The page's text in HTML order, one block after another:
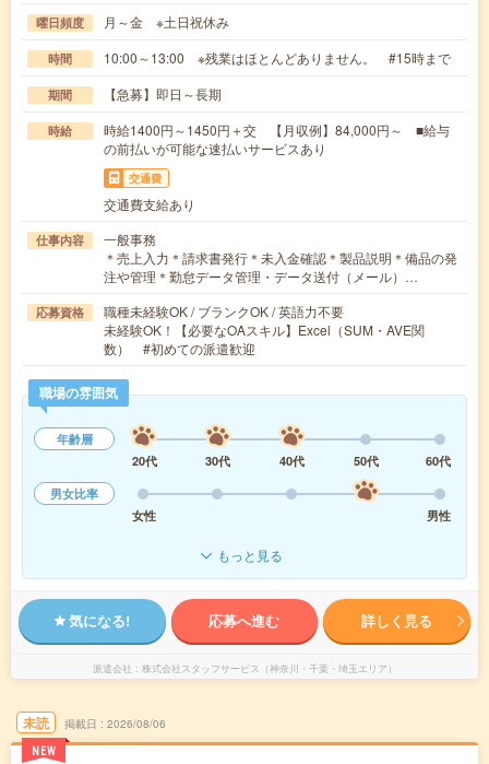
曜日頻度 月～金 ※土日祝休み
時間 10:00～13:00 ※残業はほとんどありません。 #15時まで
期間 【急募】即日～長期
時給
時給1400円～1450円＋交 【月収例】84,000円～ ■給与
の前払いが可能な速払いサービスあり
交通費
交通費支給あり
仕事内容
一般事務
＊売上入力＊請求書発行＊未入金確認＊製品説明＊備品の発
注や管理＊勤怠データ管理・データ送付（メール）…
応募資格
職種未経験OK / ブランクOK / 英語力不要
未経験OK！【必要なOAスキル】Excel（SUM・AVE関
数） #初めての派遣歓迎
職場の雰囲気
年齢層
20代
30代 40代 50代
60代
男女比率
女性
男性
もっと見る
気になる! 応募へ進む 詳しく見る
派遣会社 株式会社スタッフサービス（神奈川・千葉・埼玉エリア）
未読
NEW
掲載日 2026/08/06